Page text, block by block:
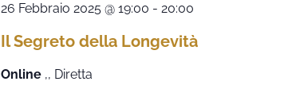
Il Segreto della Longevità
26 Febbraio 2025 @ 19:00 - 20:00
Online ,, Diretta